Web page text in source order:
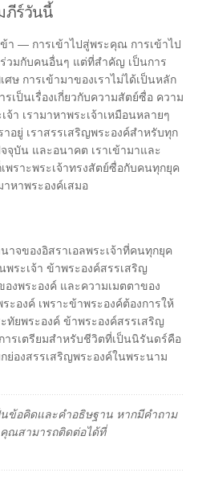
ภีร์วันนี้
า — การเข้าไปสู่พระคุณ การเข้าไป
วมกับคนอื่นๆ แต่ที่สำคัญ เป็นการ
ษ การเข้ามาของเราไม่ได้เป็นหลัก
เป็นเรื่องเกี่ยวกับความสัตย์ซื่อ ความ
า เรามาหาพระเจ้าเหมือนหลายๆ
าอยู่ เราสรรเสริญพระองค์สำหรับทุก
จุบัน และอนาคต เราเข้ามาและ
พราะพระเจ้าทรงสัตย์ซื่อกับคนทุกยุค
าหาพระองค์เสมอ
าจของอิสราเอลพระเจ้าที่คนทุกยุค
พระเจ้า ข้าพระองค์สรรเสริญ
งพระองค์ และความเมตตาของ
ะองค์ เพราะข้าพระองค์ต้องการให้
ทัยพระองค์ ข้าพระองค์สรรเสริญ
ารเตรียมสำหรับชีวิตที่เป็นนิรันดร์คือ
ย่องสรรเสริญพระองค์ในพระนาม
ข้อคิดและคำอธิษฐาน หากมีคำถาม
ณสามารถติดต่อได้ที่